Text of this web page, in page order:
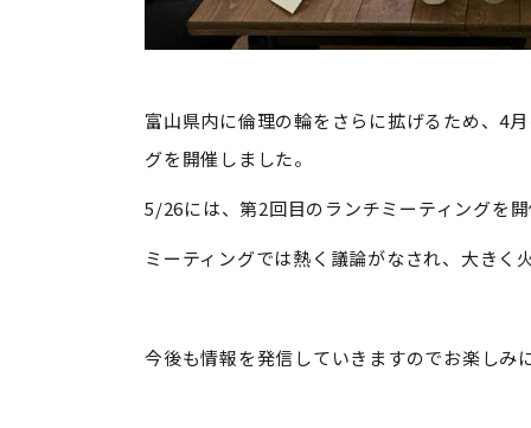
富山県内に倫理の輪をさらに拡げるため、4
グを開催しました。
5/26には、第2回目のランチミーティングを
ミーティングでは熱く議論がなされ、大き
今後も情報を発信していきますのでお楽しみ